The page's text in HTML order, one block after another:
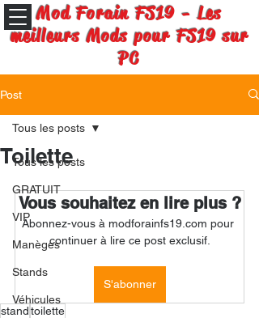
Mod Forain FS19 - Les
meilleurs Mods pour FS19 sur
PC
Post
Tous les posts
GRATUIT
VIP
Manèges
Stands
Véhicules
Tous les posts
Toilette
Vous souhaitez en lire plus ?
Abonnez-vous à modforainfs19.com pour
continuer à lire ce post exclusif.
S'abonner
standtoilette